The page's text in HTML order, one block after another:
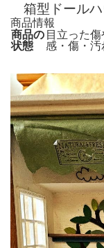
箱型ドールハ
商品情報
商品の
状態
目立った
感・傷・